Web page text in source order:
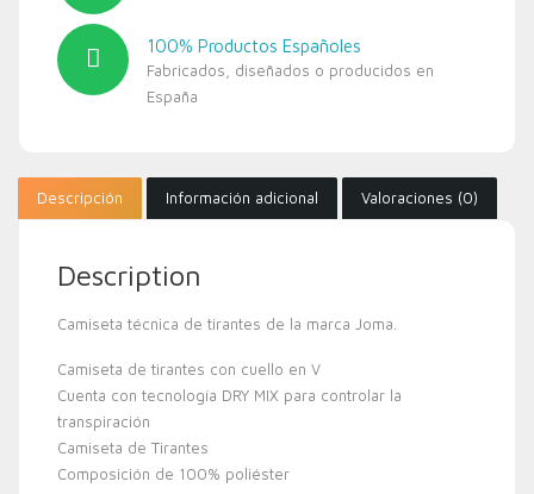
100% Productos Españoles
Fabricados, diseñados o producidos en
España
Descripción Información adicional Valoraciones (0)
Description
Camiseta técnica de tirantes de la marca Joma.
Camiseta de tirantes con cuello en V
Cuenta con tecnología DRY MIX para controlar la
transpiración
Camiseta de Tirantes
Composición de 100% poliéster